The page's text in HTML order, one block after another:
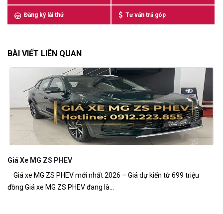
Đăng ký lái thử Tư vấn trả góp
BÀI VIẾT LIÊN QUAN
Giá Xe MG ZS PHEV
Giá xe MG ZS PHEV mới nhất 2026 – Giá dự kiến từ 699 triệu
đồng Giá xe MG ZS PHEV đang là...